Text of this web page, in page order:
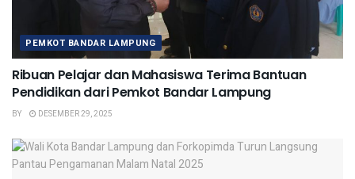
PEMKOT BANDAR LAMPUNG
Ribuan Pelajar dan Mahasiswa Terima Bantuan
Pendidikan dari Pemkot Bandar Lampung
BY DESEMBER 29, 2025